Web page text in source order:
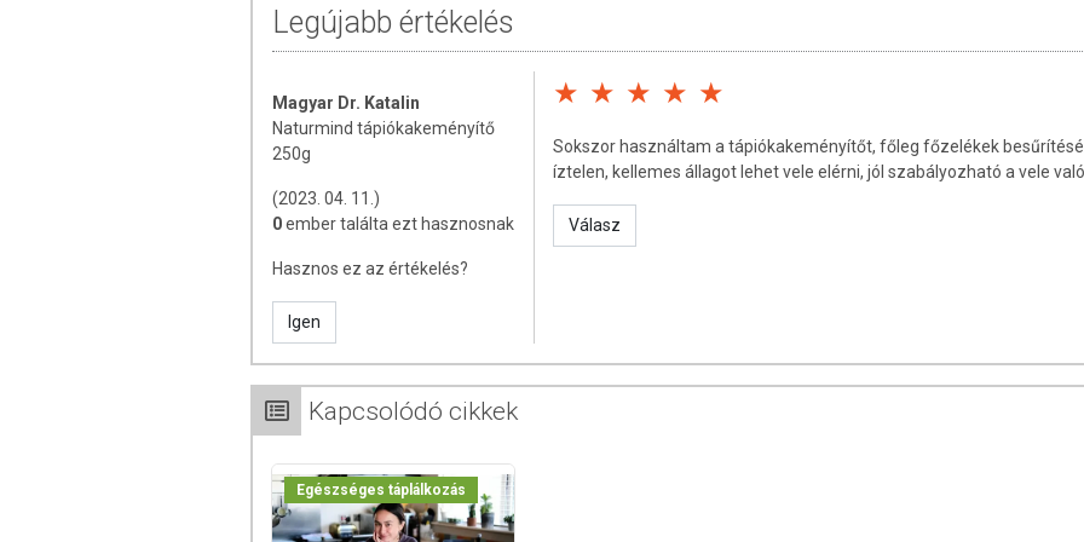
jelentős. Nátriumban szegény.
Gluténmentes.
FELHASZNÁLÁS
A tápiókakeményítő íztelen, szagtalan, fehér színű por, ezért bármilyen ízesítésű, édes és sós ételek
készítéséhez alkalmas. Sima, csomómentes szószok, főzelékek sűrítésére kiváló.
A tápiókakeményítővel készült gluténmentes kenyerek és péksütemények állaga kellemesebb, jobban
ÖSSZETÉTEL
Átlagos tápérték (100 g-ban):
Energia/ kcal: 349 kcal
Zsír: 0,05 g
amelyből telített zsírsavak: 0,02 g
Legújabb értékelés
Magyar Dr. Katalin
Naturmind tápiókakeményítő
250g
(2023. 04. 11.)
0ember találta ezt hasznosnak
Hasznos ez az értékelés?
Igen
Sokszor használtam a tápiókakeményítőt, főleg főzelékek
íztelen, kellemes állagot lehet vele elérni, jól szabályozható a vele
Válasz
Kapcsolódó cikkek
Egészséges táplálkozás